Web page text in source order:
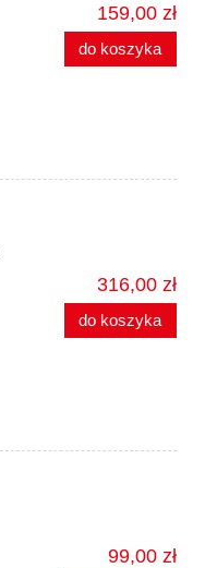
159,00 zł
do koszyka
316,00 zł
do koszyka
99,00 zł